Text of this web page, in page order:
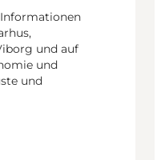
und auf
und
und